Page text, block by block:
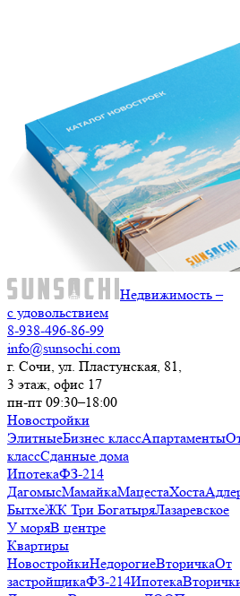
Недвижимость –
с удовольствием
8-938-496-86-99
info@sunsochi.com
г. Сочи, ул. Пластунская, 81,
3 этаж, офис 17
пн-пт 09:30–18:00
Новостройки
ЭлитныеБизнес классАпартаменты
классСданные дома
ИпотекаФЗ-214
ДагомысМамайкаМацестаХоста
БытхеЖК Три БогатыряЛазаревское
У моряВ центре
Квартиры
НовостройкиНедорогиеВторичкаОт
застройщикаФЗ-214Ипотека